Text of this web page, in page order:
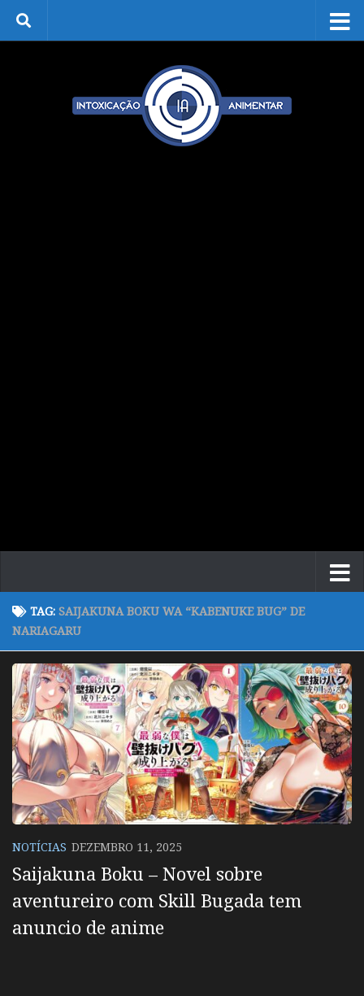
Skip to content
TAG: SAIJAKUNA BOKU WA “KABENUKE BUG” DE
NARIAGARU
NOTÍCIAS DEZEMBRO 11, 2025
Saijakuna Boku – Novel sobre
aventureiro com Skill Bugada tem
anuncio de anime